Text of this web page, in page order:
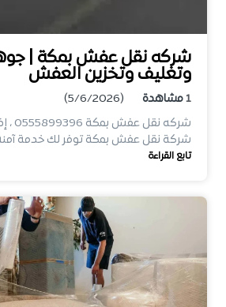
شركه نقل عفش بمكة |
وتغليف وتخزين العفش
1مشاهدة
(5/6/2026)
شركه
شركة نقل عفش بمكة توفر لك خدمة
تابع القراءة